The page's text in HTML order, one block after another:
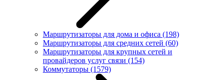
Маршрутизаторы для дома и офиса (198)
Маршрутизаторы для средних сетей (60)
Маршрутизаторы для крупных сетей и
провайдеров услуг связи (154)
Коммутаторы (1579)